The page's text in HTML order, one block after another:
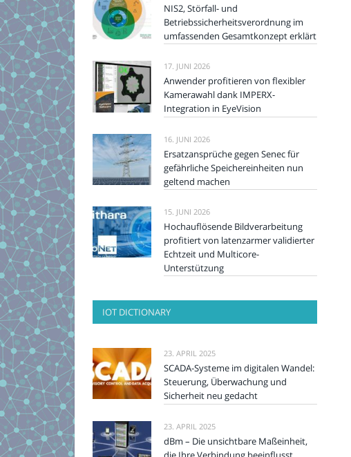
NIS2, Störfall- und
Betriebssicherheitsverordnung im
umfassenden Gesamtkonzept erklärt
17. JUNI 2026
Anwender profitieren von flexibler
Kamerawahl dank IMPERX-
Integration in EyeVision
16. JUNI 2026
Ersatzansprüche gegen Senec für
gefährliche Speichereinheiten nun
geltend machen
15. JUNI 2026
Hochauflösende Bildverarbeitung
profitiert von latenzarmer validierter
Echtzeit und Multicore-
Unterstützung
IOT DICTIONARY
23. APRIL 2025
SCADA-Systeme im digitalen Wandel:
Steuerung, Überwachung und
Sicherheit neu gedacht
23. APRIL 2025
dBm – Die unsichtbare Maßeinheit,